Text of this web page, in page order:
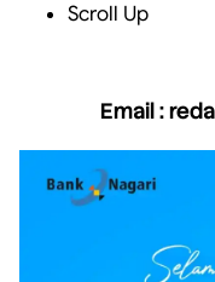
Scroll Up
Email :